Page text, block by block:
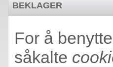
BEKLAGER
For å
såkalte